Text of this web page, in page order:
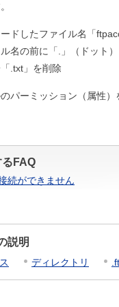
ドしたファイル名「
名の前に「.」（ドット
.txt」を削除
パーミッション（属性）
るFAQ
続ができません
説明
ディレクトリ